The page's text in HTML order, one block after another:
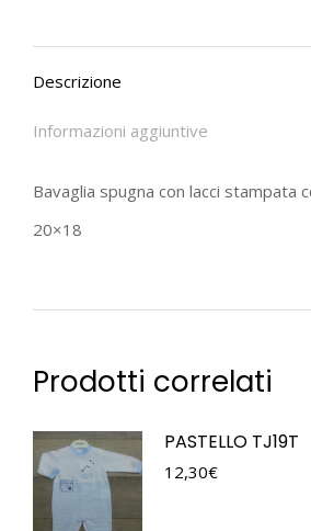
Descrizione
Informazioni aggiuntive
Bavaglia spugna con lacci stampata
20×18
Prodotti correlati
PASTELLO TJ19T
12,30€